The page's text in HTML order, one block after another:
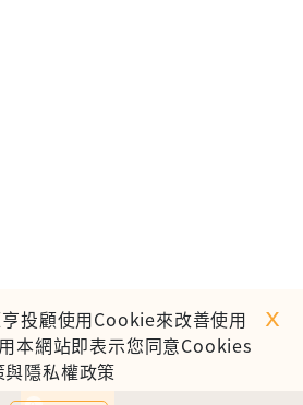
投顧使用Cookie來改善使用
本網站即表示您同意Cookies
與隱私權政策
ｘ